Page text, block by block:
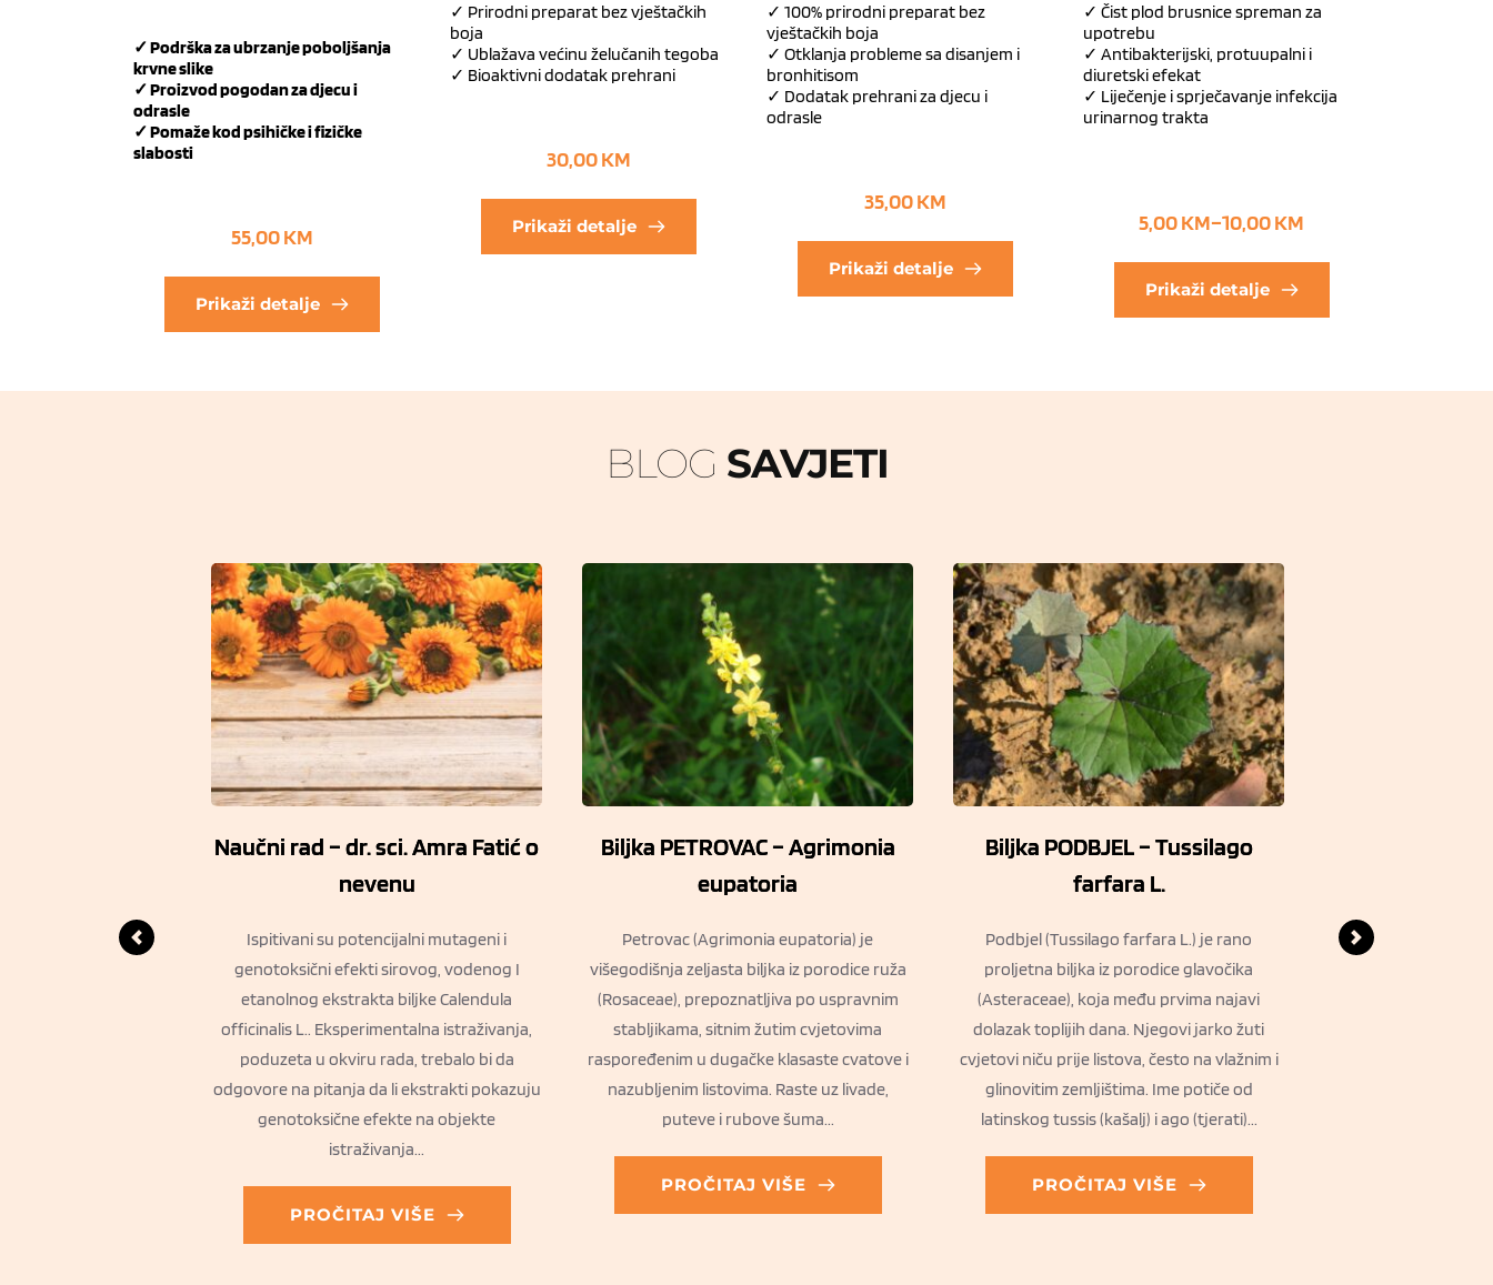
✓ Podrška za ubrzanje poboljšanja
krvne slike
✓ Proizvod pogodan za djecu i
odrasle
✓ Pomaže kod psihičke i fizičke
slabosti
55,00KM
Prikaži detalje
✓ Prirodni preparat bez vještačkih
boja
✓ Ublažava većinu želučanih tegoba
✓ Bioaktivni dodatak prehrani
30,00KM
Prikaži detalje
✓ 100% prirodni preparat bez
vještačkih boja
✓ Otklanja probleme sa disanjem i
bronhitisom
✓ Dodatak prehrani za djecu i
odrasle
35,00KM
Prikaži detalje
✓ Čist plod brusnice spreman za
upotrebu
✓ Antibakterijski, protuupalni i
diuretski efekat
✓ Liječenje i sprječavanje infekcija
urinarnog trakta
5,00KM–10,00KM
Prikaži detalje
BLOG SAVJETI
officinalis) Fam.
Naučni rad – dr. sci. Amra Fatić o
nevenu
Ispitivani su potencijalni mutageni i
genotoksični efekti sirovog, vodenog I
etanolnog ekstrakta biljke Calendula
officinalis L.. Eksperimentalna istraživanja,
poduzeta u okviru rada, trebalo bi da
odgovore na pitanja da li ekstrakti pokazuju
genotoksične efekte na objekte
istraživanja...
PROČITAJ VIŠE
Biljka PETROVAC – Agrimonia
eupatoria
Petrovac (Agrimonia eupatoria) je
višegodišnja zeljasta biljka iz porodice ruža
(Rosaceae), prepoznatljiva po uspravnim
stabljikama, sitnim žutim cvjetovima
raspoređenim u dugačke klasaste cvatove i
nazubljenim listovima. Raste uz livade,
puteve i rubove šuma...
PROČITAJ VIŠE
Biljka PODBJEL – Tussilago
farfara L.
Podbjel (Tussilago farfara L.) je rano
proljetna biljka iz porodice glavočika
(Asteraceae), koja među prvima najavi
dolazak toplijih dana. Njegovi jarko žuti
cvjetovi niču prije listova, često na vlažnim i
glinovitim zemljištima. Ime potiče od
latinskog tussis (kašalj) i ago (tjerati)...
PROČITAJ VIŠE
Biljka Čestoslavica